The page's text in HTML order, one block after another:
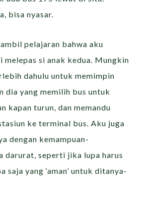
bisa nyasar.
pelajaran bahwa aku
si anak kedua. Mungkin
dahulu untuk memimpin
dia yang memilih bus untuk
kapan turun, dan memandu
ke terminal bus. Aku juga
dengan kemampuan-
darurat, seperti jika lupa harus
saja yang ‘aman’ untuk ditanya-